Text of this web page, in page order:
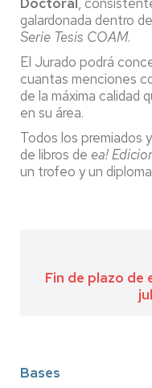
galardonada dentro
Serie Tesis COAM.
El Jurado podrá
cuantas menciones
de la máxima calidad
en su área.
Todos los premiados
de libros de ea!
un trofeo y un
Fin de plazo de
Bases